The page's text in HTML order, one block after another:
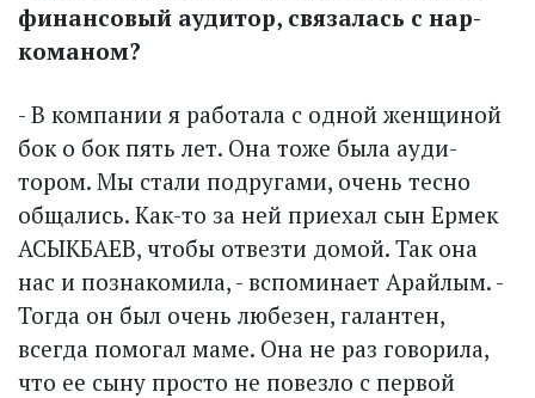
финансовый аудитор, связалась с нар­
команом?
- В компании я работала с одной женщиной
бок о бок пять лет. Она тоже была ауди­
тором. Мы стали подругами, очень тес­но
общались. Как-то за ней приехал сын Ермек
АСЫКБАЕВ, чтобы отвезти домой. Так она
нас и познакомила, - вспоминает Арайлым. -
Тогда он был очень любезен, галантен,
всегда помогал маме. Она не раз говорила,
что ее сыну просто не повезло с первой